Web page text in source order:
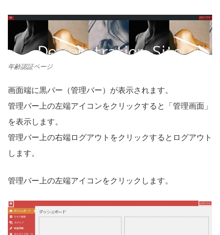
年齢認証ページ
画面端に黒バー（管理バー）が表示されます。
管理バー上の左端アイコンをクリックすると「管理画面」
を表示します。
管理バー上の右端ログアウトをクリックするとログアウト
します。
管理バー上の左端アイコンをクリックします。